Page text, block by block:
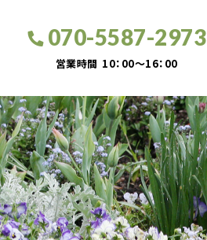
070-5587-2973
営業時間 10：00～16：00